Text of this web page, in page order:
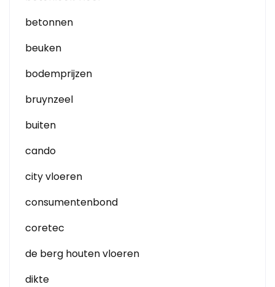
betonnen
beuken
bodemprijzen
bruynzeel
buiten
cando
city vloeren
consumentenbond
coretec
de berg houten vloeren
dikte